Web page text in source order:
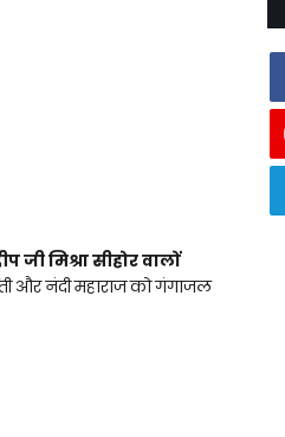
जी मिश्रा सीहोर वालों
और नंदी महाराज को गंगाजल